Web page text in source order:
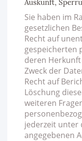
Auskunft,
Sie haben im
gesetzlichen
Recht auf
gespeicherten
deren
Zweck der
Recht auf
Löschung
weiteren
jederzeit unter
angegebenen